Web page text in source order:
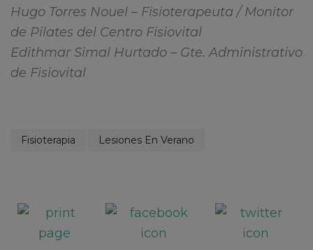
Hugo Torres Nouel – Fisioterapeuta / Monitor
de Pilates del Centro Fisiovital
Edithmar Simal Hurtado – Gte. Administrativo
de Fisiovital
Fisioterapia Lesiones En Verano